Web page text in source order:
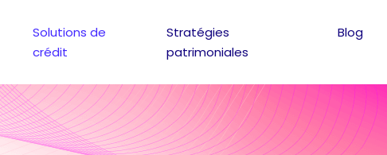
Solutions de
crédit
Stratégies
patrimoniales
Blog